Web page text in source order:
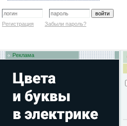
Регистрация Забыли пароль?
Реклама